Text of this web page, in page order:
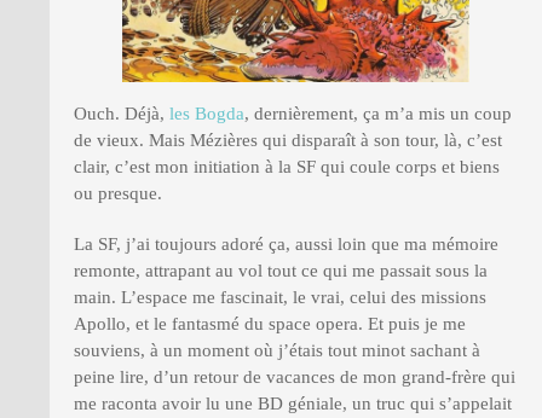
Ouch. Déjà, les Bogda, dernièrement, ça m’a mis un coup
de vieux. Mais Mézières qui disparaît à son tour, là, c’est
clair, c’est mon initiation à la SF qui coule corps et biens
ou presque.
La SF, j’ai toujours adoré ça, aussi loin que ma mémoire
remonte, attrapant au vol tout ce qui me passait sous la
main. L’espace me fascinait, le vrai, celui des missions
Apollo, et le fantasmé du space opera. Et puis je me
souviens, à un moment où j’étais tout minot sachant à
peine lire, d’un retour de vacances de mon grand-frère qui
me raconta avoir lu une BD géniale, un truc qui s’appelait